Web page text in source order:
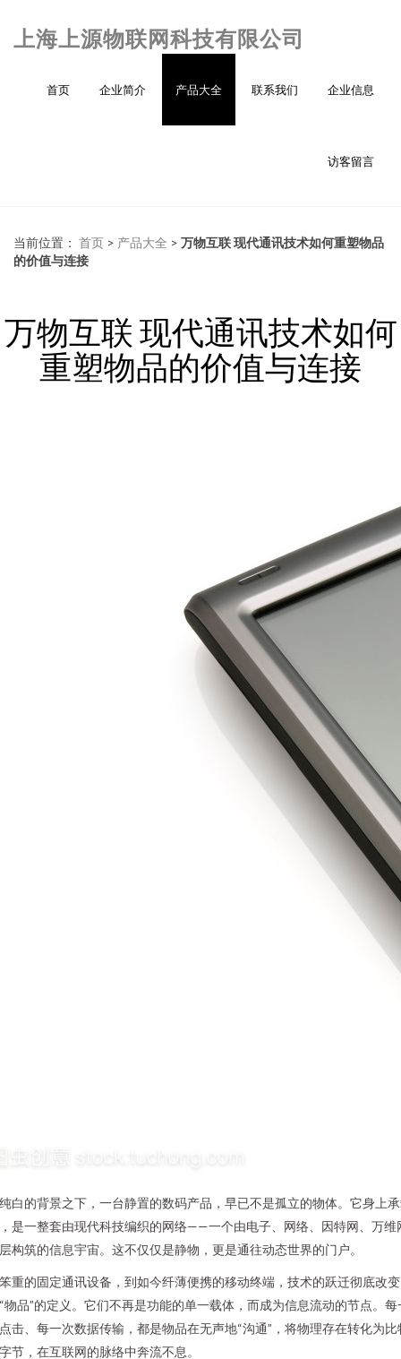
上海上源物联网科技有限公司
首页 企业简介 产品大全 联系我们 企业信息
访客留言
当前位置： 首页 > 产品大全 > 万物互联 现代通讯技术如何重塑物品
的价值与连接
万物互联 现代通讯技术如何
重塑物品的价值与连接
白的背景之下，一台静置的数码产品，早已不是孤立的物体。它身上
是一整套由现代科技编织的网络——一个由电子、网络、因特网、万维
构筑的信息宇宙。这不仅仅是静物，更是通往动态世界的门户。
重的固定通讯设备，到如今纤薄便携的移动终端，技术的跃迁彻底改变
物品”的定义。它们不再是功能的单一载体，而成为信息流动的节点。每
击、每一次数据传输，都是物品在无声地“沟通”，将物理存在转化为比
节，在互联网的脉络中奔流不息。